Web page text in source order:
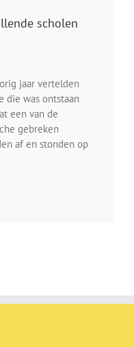
scholen
jaar vertelden
die was ontstaan
een van de
gebreken
af en stonden op